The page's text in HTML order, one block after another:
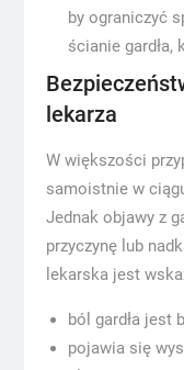
by ograniczyć
ścianie
lekarza
W większości
samoistnie w
Jednak objawy z
przyczynę lub
lekarska jest
ból gardła jest
pojawia się